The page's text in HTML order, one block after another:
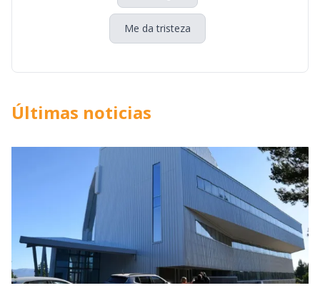
Me da tristeza
Últimas noticias